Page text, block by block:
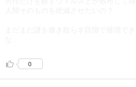
0